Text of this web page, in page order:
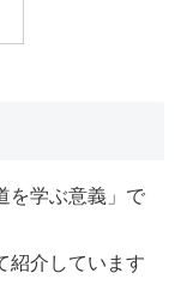
を学ぶ意義」で
紹介しています